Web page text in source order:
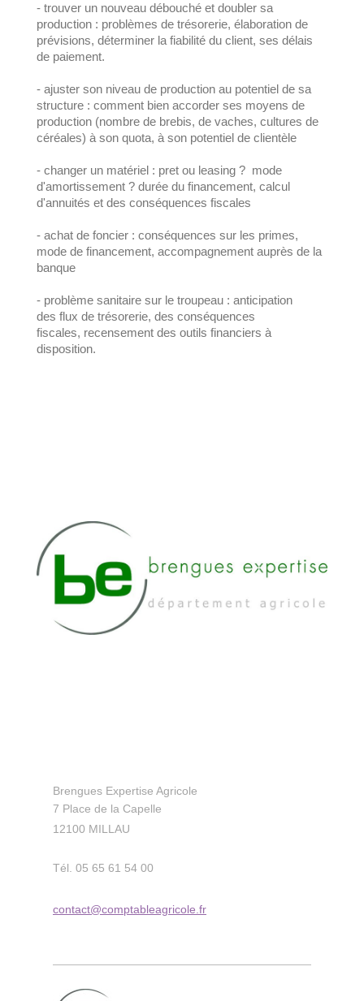
- trouver un nouveau débouché et doubler sa
production : problèmes de trésorerie, élaboration de
prévisions, déterminer la fiabilité du client, ses délais
de paiement.
- ajuster son niveau de production au potentiel de sa
structure : comment bien accorder ses moyens de
production (nombre de brebis, de vaches, cultures de
céréales) à son quota, à son potentiel de clientèle
- changer un matériel : pret ou leasing ? mode
d'amortissement ? durée du financement, calcul
d'annuités et des conséquences fiscales
- achat de foncier : conséquences sur les primes,
mode de financement, accompagnement auprès de la
banque
- problème sanitaire sur le troupeau : anticipation
des flux de trésorerie, des conséquences
fiscales, recensement des outils financiers à
disposition.
Brengues Expertise Agricole
7 Place de la Capelle
12100 MILLAU
Tél. 05 65 61 54 00
contact@comptableagricole.fr